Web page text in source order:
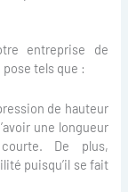
entreprise de
tels que :
de hauteur
une longueur
De plus,
puisqu’il se fait